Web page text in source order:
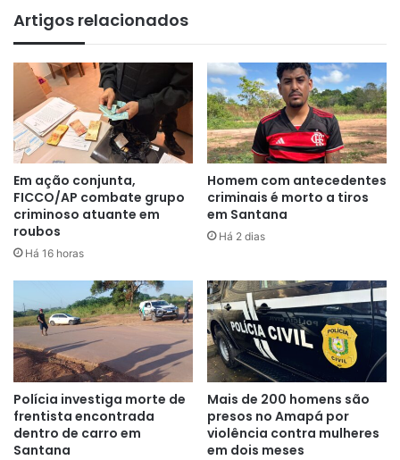
quadro clinico, vindo à óbito.
Artigos relacionados
Em ação conjunta,
FICCO/AP combate grupo
criminoso atuante em
roubos
Há 16 horas
Homem com antecedentes
criminais é morto a tiros
em Santana
Há 2 dias
Polícia investiga morte de
frentista encontrada
dentro de carro em
Santana
Mais de 200 homens são
presos no Amapá por
violência contra mulheres
em dois meses